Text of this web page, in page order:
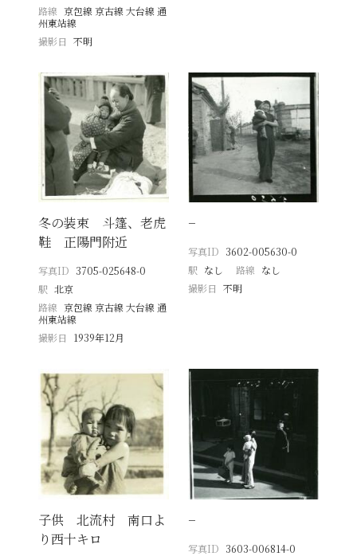
路線 京包線 京古線 大台線 通
州東站線
撮影日
不明
冬の装束 斗篷、老虎
鞋 正陽門附近
写真ID 3705-025648-0
駅 北京
路線 京包線 京古線 大台線 通
州東站線
撮影日
1939年12月
−
写真ID 3602-005630-0
駅 なし 路線 なし
撮影日 不明
子供 北流村 南口よ
り西十キロ
−
写真ID 3603-006814-0